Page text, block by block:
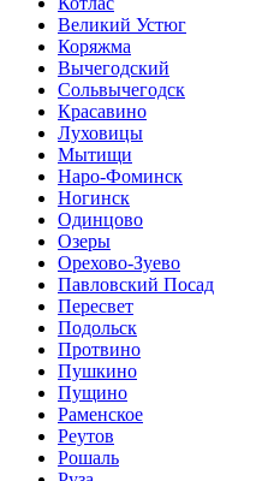
Великий Устюг
Коряжма
Вычегодский
Сольвычегодск
Красавино
Луховицы
Мытищи
Наро-Фоминск
Ногинск
Одинцово
Озеры
Орехово-Зуево
Павловский Посад
Пересвет
Подольск
Протвино
Пушкино
Пущино
Раменское
Реутов
Рошаль